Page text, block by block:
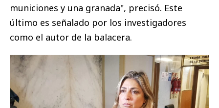
municiones y una granada", precisó. Este
último es señalado por los investigadores
como el autor de la balacera.